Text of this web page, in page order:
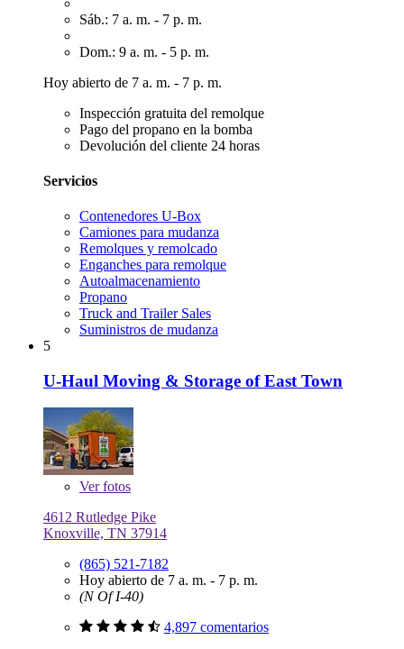
Sáb.: 7 a. m. - 7 p. m.
Dom.: 9 a. m. - 5 p. m.
Hoy abierto de 7 a. m. - 7 p. m.
Inspección gratuita del remolque
Pago del propano en la bomba
Devolución del cliente 24 horas
Servicios
Contenedores U-Box
Camiones para mudanza
Remolques y remolcado
Enganches para remolque
Autoalmacenamiento
Propano
Truck and Trailer Sales
Suministros de mudanza
5
U-Haul Moving & Storage of East Town
Verfotos
4612 Rutledge Pike
Knoxville, TN 37914
(865) 521-7182
Hoy abierto de 7 a. m. - 7 p. m.
(N Of I-40)
4,897 comentarios